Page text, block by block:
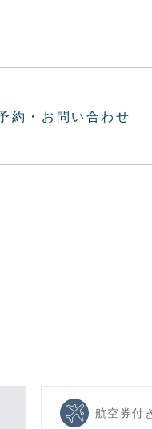
約・お問い合わせ
航空券付